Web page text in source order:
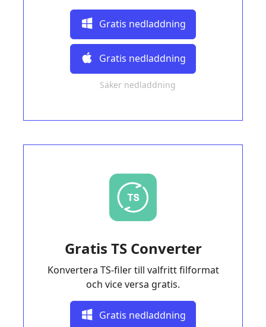
Gratis nedladdning
Gratis nedladdning
Säker nedladdning
Gratis TS Converter
Konvertera TS-filer till valfritt filformat
och vice versa gratis.
Gratis nedladdning